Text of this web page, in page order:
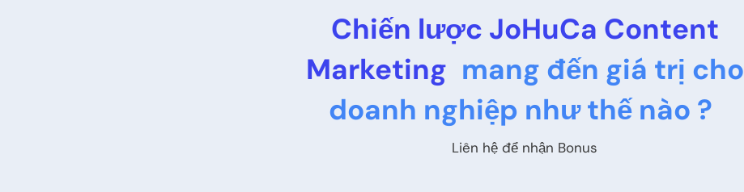
Chiến lược JoHuCa Content
Marketing mang đến giá trị cho
doanh nghiệp như thế nào ?
Liên hệ để nhận Bonus